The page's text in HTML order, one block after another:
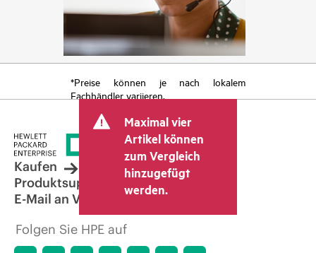
*Preise können je nach lokalem
Fachhändler variieren.
Maximal vier
Artikel können
zum Vergleich
hinzugefügt
werden.
Kaufen
Produktsupport
E-Mail an Vertrieb
Folgen Sie HPE auf